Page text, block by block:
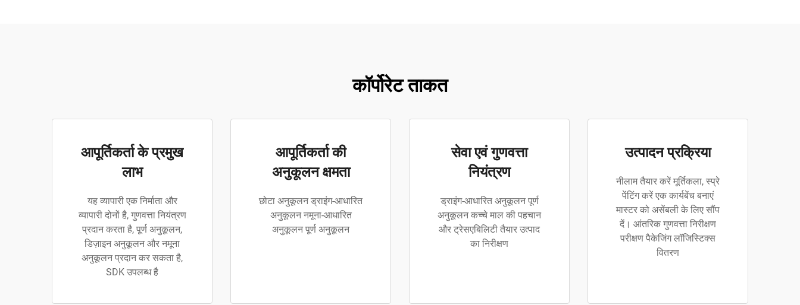
कॉर्पोरेट ताकत
आपूर्तिकर्ता के प्रमुख
लाभ
यह व्यापारी एक निर्माता और
व्यापारी दोनों है, गुणवत्ता नियंत्रण
प्रदान करता है, पूर्ण अनुकूलन,
डिज़ाइन अनुकूलन और नमूना
अनुकूलन प्रदान कर सकता है,
SDK उपलब्ध है
आपूर्तिकर्ता की
अनुकूलन क्षमता
छोटा अनुकूलन ड्राइंग-आधारित
अनुकूलन नमूना-आधारित
अनुकूलन पूर्ण अनुकूलन
सेवा एवं गुणवत्ता
नियंत्रण
ड्राइंग-आधारित अनुकूलन पूर्ण
अनुकूलन कच्चे माल की पहचान
और ट्रेसएबिलिटी तैयार उत्पाद
का निरीक्षण
उत्पादन प्रक्रिया
नीलाम तैयार करें मूर्तिकला, स्प्रे
पेंटिंग करें एक कार्यबेंच बनाएं
मास्टर को असेंबली के लिए सौंप
दें। आंतरिक गुणवत्ता निरीक्षण
परीक्षण पैकेजिंग लॉजिस्टिक्स
वितरण